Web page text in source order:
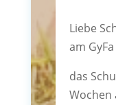
Liebe
am
das
Wochen